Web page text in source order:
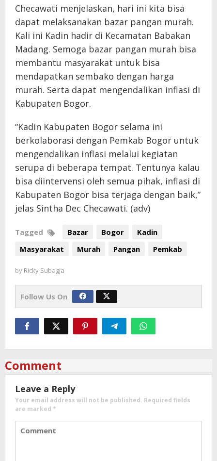
Checawati menjelaskan, hari ini kita bisa
dapat melaksanakan bazar pangan murah.
Kali ini Kadin hadir di Kecamatan Babakan
Madang. Semoga bazar pangan murah bisa
membantu masyarakat untuk bisa
mendapatkan sembako dengan harga
murah. Serta dapat mengendalikan inflasi di
Kabupaten Bogor.
“Kadin Kabupaten Bogor selama ini
berkolaborasi dengan Pemkab Bogor untuk
mengendalikan inflasi melalui kegiatan
serupa di beberapa tempat. Tentunya kalau
bisa diintervensi oleh semua pihak, inflasi di
Kabupaten Bogor bisa terjaga dengan baik,”
jelas Sintha Dec Checawati. (adv)
Tagged Bazar Bogor
Kadin
Masyarakat
Murah Pangan Pemkab
by Ricky Subagja
Follow Us On
Comment
Leave a Reply
Your email address will not be published. Required fields
are marked *